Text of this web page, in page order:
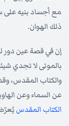
مع أجساد بنيه على
ذلك الهوان.
إن في قصة عين دور
بالموتى لا تجدي
والكتاب المقدس،
عن السماء وعن
الكتاب المقدس